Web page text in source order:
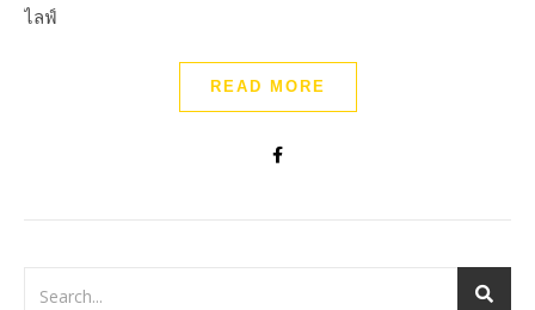
ไลฟ์
READ MORE